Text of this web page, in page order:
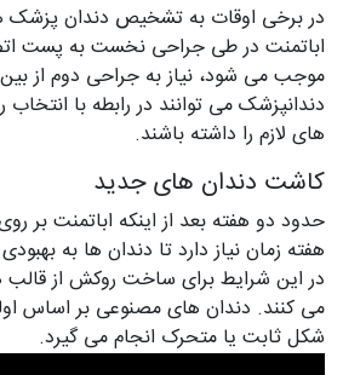
در برخی اوقات به تشخیص دندان پزشک
اباتمنت در طی جراحی نخست به پست
موجب می شود، نیاز به جراحی دوم از بین
دندانپزشک می توانند در رابطه با
های لازم را داشته باشند.
کاشت دندان های جدید
حدود دو هفته بعد از اینکه اباتمنت بر
هفته زمان نیاز دارد تا دندان ها به
در این شرایط برای ساخت روکش از
می کنند. دندان های مصنوعی بر اساس
شکل ثابت یا متحرک انجام می گیرد.